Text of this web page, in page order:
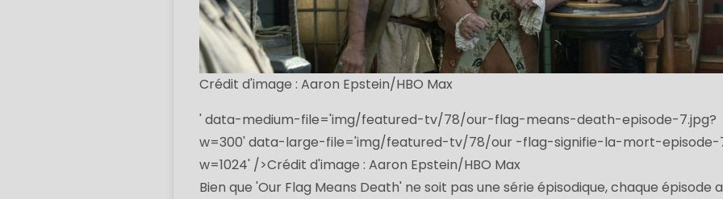
Crédit d'image : Aaron Epstein/HBO Max
' data-medium-file='img/featured-tv/78/our-flag-means-death-episode-7.jpg?
w=300' data-large-file='img/featured-tv/78/our -flag-signifie-la-mort-episode-
w=1024' />Crédit d'image : Aaron Epstein/HBO Max
Bien que 'Our Flag Means Death' ne soit pas une série épisodique, chaque épisode